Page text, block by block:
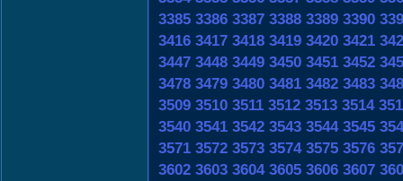
3385 3386 3387 3388 3389 3390
3416 3417 3418 3419 3420 3421
3447 3448 3449 3450 3451 3452
3478 3479 3480 3481 3482 3483
3509 3510 3511 3512 3513 3514
3540 3541 3542 3543 3544 3545
3571 3572 3573 3574 3575 3576
3602 3603 3604 3605 3606 3607